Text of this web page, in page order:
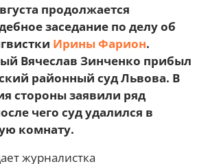
продолжается
заседание по делу об
Ирины Фарион.
Вячеслав Зинченко прибыл
районный суд Львова. В
стороны заявили ряд
чего суд удалился в
комнату.
журналистка